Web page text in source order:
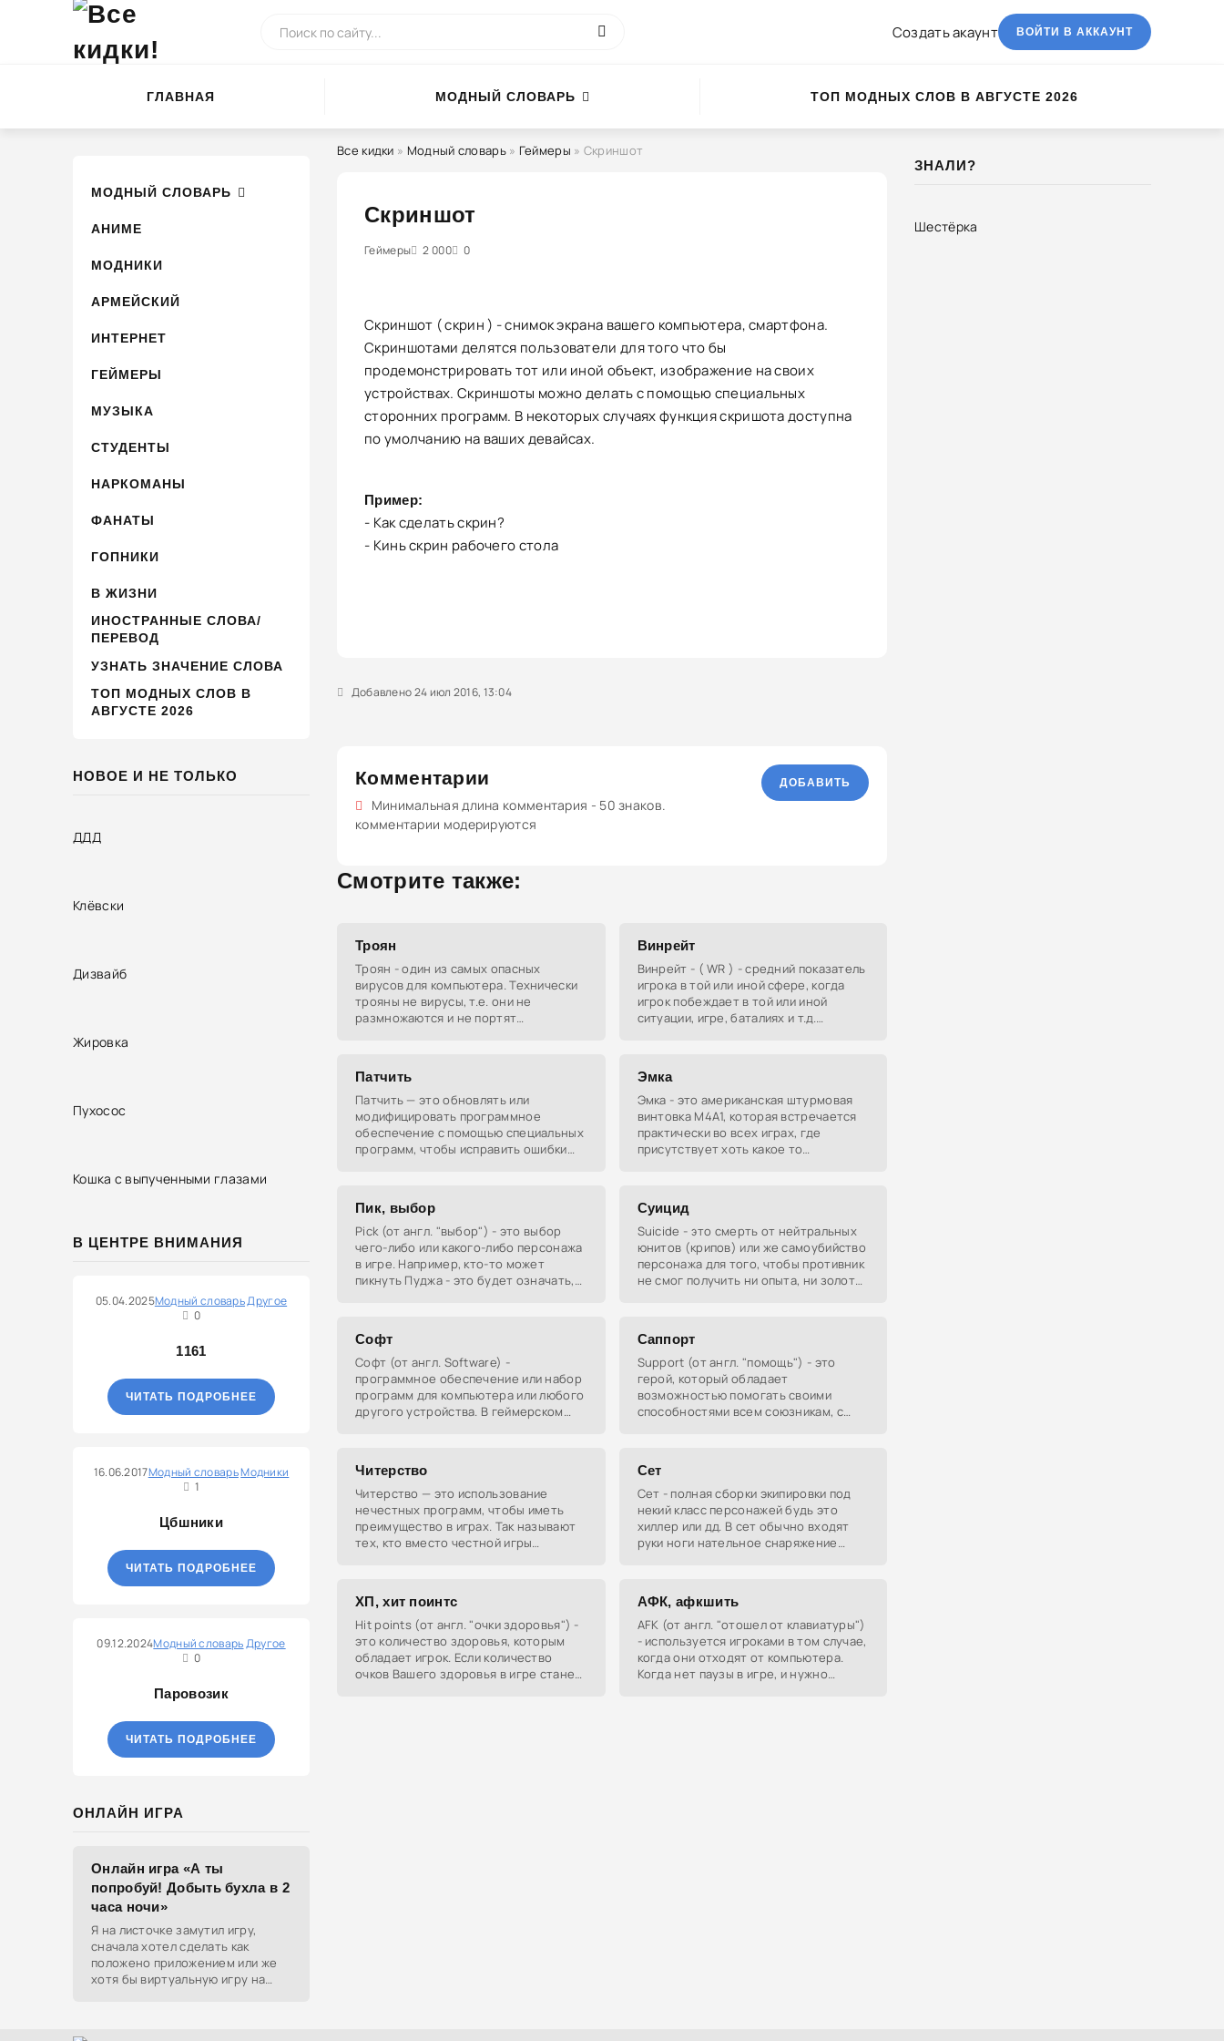
Создать акаунт ВОЙТИ В АККАУНТ
ГЛАВНАЯ МОДНЫЙ СЛОВАРЬ ТОП МОДНЫХ СЛОВ В АВГУСТЕ 2026
МОДНЫЙ СЛОВАРЬ
АНИМЕ
МОДНИКИ
АРМЕЙСКИЙ
ИНТЕРНЕТ
ГЕЙМЕРЫ
МУЗЫКА
СТУДЕНТЫ
НАРКОМАНЫ
ФАНАТЫ
ГОПНИКИ
В ЖИЗНИ
ИНОСТРАННЫЕ СЛОВА/
ПЕРЕВОД
УЗНАТЬ ЗНАЧЕНИЕ СЛОВА
ТОП МОДНЫХ СЛОВ В
АВГУСТЕ 2026
НОВОЕ И НЕ ТОЛЬКО
ДДД
Клёвски
Дизвайб
Жировка
Пухосос
Кошка с выпученными глазами
В ЦЕНТРЕ ВНИМАНИЯ
05.04.2025Модный словарьДругое
0
1161
ЧИТАТЬ ПОДРОБНЕЕ
16.06.2017Модный словарьМодники
1
Цбшники
ЧИТАТЬ ПОДРОБНЕЕ
09.12.2024Модный словарьДругое
0
Паровозик
ЧИТАТЬ ПОДРОБНЕЕ
ОНЛАЙН ИГРА
Онлайн игра «А ты
попробуй! Добыть бухла в 2
часа ночи»
Я на листочке замутил игру,
сначала хотел сделать как
положено приложением или же
хотя бы виртуальную игру на
Все кидки » Модный словарь» Геймеры » Скриншот
Скриншот
Геймеры 2 000 0
1 2 3 4 5
Скриншот ( скрин ) - снимок экрана вашего компьютера, смартфона.
Скриншотами делятся пользователи для того что бы
продемонстрировать тот или иной объект, изображение на своих
устройствах. Скриншоты можно делать с помощью специальных
сторонних программ. В некоторых случаях функция скришота доступна
по умолчанию на ваших девайсах.
Пример:
- Как сделать скрин?
- Кинь скрин рабочего стола
Добавлено 24 июл 2016, 13:04
Комментарии
Минимальная длина комментария - 50 знаков.
комментарии модерируются
ДОБАВИТЬ
Смотрите также:
Троян
Троян - один из самых опасных
вирусов для компьютера. Технически
трояны не вирусы, т.е. они не
размножаются и не портят
Винрейт
Винрейт - ( WR ) - средний показатель
игрока в той или иной сфере, когда
игрок побеждает в той или иной
ситуации, игре, баталиях и т.д.
Патчить
Патчить — это обновлять или
модифицировать программное
обеспечение с помощью специальных
программ, чтобы исправить ошибки
Эмка
Эмка - это американская штурмовая
винтовка M4A1, которая встречается
практически во всех играх, где
присутствует хоть какое то
Пик, выбор
Pick (от англ. "выбор") - это выбор
чего-либо или какого-либо персонажа
в игре. Например, кто-то может
пикнуть Пуджа - это будет означать,
Суицид
Suicide - это смерть от нейтральных
юнитов (крипов) или же самоубийство
персонажа для того, чтобы противник
не смог получить ни опыта, ни золота
Софт
Софт (от англ. Software) -
программное обеспечение или набор
программ для компьютера или любого
другого устройства. В геймерском
Саппорт
Support (от англ. "помощь") - это
герой, который обладает
возможностью помогать своими
способностями всем союзникам, с
Читерство
Читерство — это использование
нечестных программ, чтобы иметь
преимущество в играх. Так называют
тех, кто вместо честной игры
Сет
Сет - полная сборки экипировки под
некий класс персонажей будь это
хиллер или дд. В сет обычно входят
руки ноги нательное снаряжение
ХП, хит поинтс
Hit points (от англ. "очки здоровья") -
это количество здоровья, которым
обладает игрок. Если количество
очков Вашего здоровья в игре станет
АФК, афкшить
AFK (от англ. "отошел от клавиатуры")
- используется игроками в том случае,
когда они отходят от компьютера.
Когда нет паузы в игре, и нужно
ЗНАЛИ?
Шестёрка